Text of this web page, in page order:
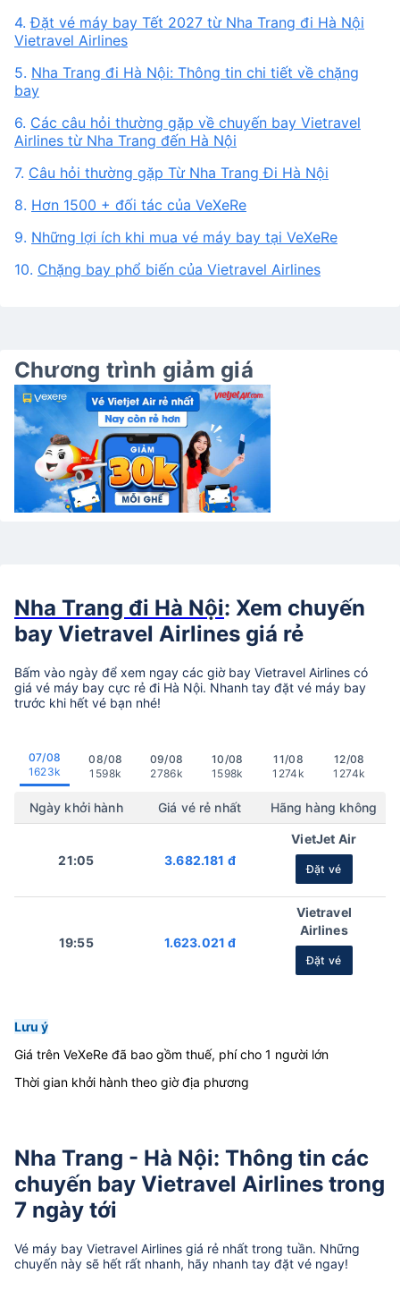
4.Đặt vé máy bay Tết 2027 từ Nha Trang đi Hà Nội
Vietravel Airlines
5. Nha Trang đi Hà Nội: Thông tin chi tiết về chặng
bay
6. Các câu hỏi thường gặp về chuyến bay Vietravel
Airlines từ Nha Trang đến Hà Nội
7. Câu hỏi thường gặp Từ Nha Trang Đi Hà Nội
8. Hơn 1500 + đối tác của VeXeRe
9. Những lợi ích khi mua vé máy bay tại VeXeRe
10. Chặng bay phổ biến của Vietravel Airlines
Chương trình giảm giá
Nha Trang đi Hà Nội: Xem chuyến
bay Vietravel Airlines giá rẻ
Bấm vào ngày để xem ngay các giờ bay Vietravel Airlines có
giá vé máy bay cực rẻ đi Hà Nội. Nhanh tay đặt vé máy bay
trước khi hết vé bạn nhé!
07/08
1623k
08/08
1598k
09/08
2786k
10/08
1598k
11/08
1274k
12/08
1274k
Ngày khởi hành Giá vé rẻ nhất Hãng hàng không
21:05 3.682.181 đ
VietJet Air
Đặt vé
19:55 1.623.021 đ
Vietravel
Airlines
Đặt vé
Lưu ý
Giá trên VeXeRe đã bao gồm thuế, phí cho 1 người lớn
Thời gian khởi hành theo giờ địa phương
Nha Trang - Hà Nội: Thông tin các
chuyến bay Vietravel Airlines trong
7 ngày tới
Vé máy bay Vietravel Airlines giá rẻ nhất trong tuần. Những
chuyến này sẽ hết rất nhanh, hãy nhanh tay đặt vé ngay!